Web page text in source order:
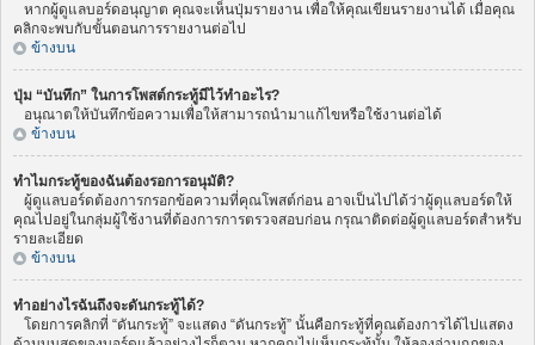
หากผู้ดูแลบอร์ดอนุญาต คุณจะเห็นปุ่มรายงาน เพื่อให้คุณเขียนรายงานได้ เมื่อคุณ
คลิกจะพบกับขั้นตอนการรายงานต่อไป
ข้างบน
ปุ่ม “บันทึก” ในการโพสต์กระทู้มีไว้ทำอะไร?
อนุณาตให้บันทึกข้อความเพื่อให้สามารถนำมาแก้ไขหรือใช้งานต่อได้
ข้างบน
ทำไมกระทู้ของฉันต้องรอการอนุมัติ?
ผู้ดูแลบอร์ดต้องการกรอกข้อความที่คุณโพสต์ก่อน อาจเป็นไปได้ว่าผู้ดุแลบอร์ดให้
คุณไปอยู่ในกลุ่มผู้ใช้งานที่ต้องการการตรวจสอบก่อน กรุณาติดต่อผู้ดูแลบอร์ดสำหรับ
รายละเอียด
ข้างบน
ทำอย่างไรฉันถึงจะดันกระทู้ได้?
โดยการคลิกที่ “ดันกระทู้” จะแสดง “ดันกระทู้” นั้นคือกระทู้ที่คุณต้องการได้ไปแสดง